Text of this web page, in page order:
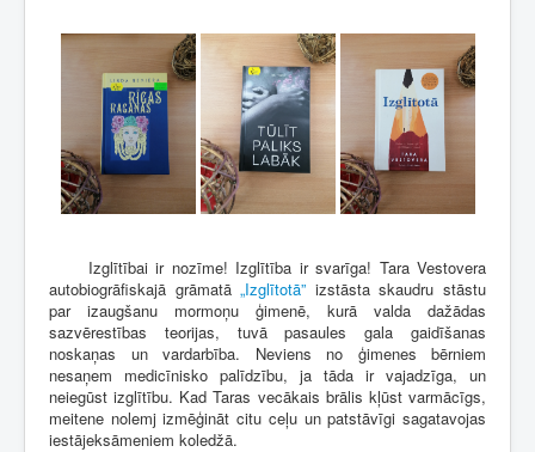
Izglītībai ir nozīme! Izglītība ir svarīga! Tara Vestovera
autobiogrāfiskajā grāmatā„Izglītotā” izstāsta skaudru stāstu
par izaugšanu mormoņu ģimenē, kurā valda dažādas
sazvērestības teorijas, tuvā pasaules gala gaidīšanas
noskaņas un vardarbība. Neviens no ģimenes bērniem
nesaņem medicīnisko palīdzību, ja tāda ir vajadzīga, un
neiegūst izglītību. Kad Taras vecākais brālis kļūst varmācīgs,
meitene nolemj izmēģināt citu ceļu un patstāvīgi sagatavojas
iestājeksāmeniem koledžā.